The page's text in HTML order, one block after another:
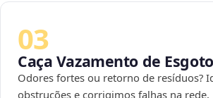
03
Caça Vazamento de Esgoto
Odores fortes ou retorno de resíduos?
obstruções e corrigimos falhas na rede.